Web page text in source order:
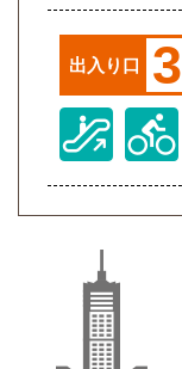
出入り口 3